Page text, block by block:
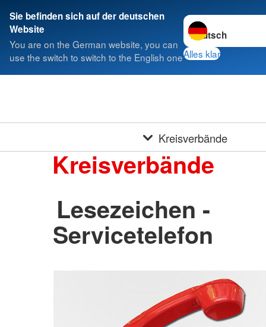
Sie befinden sich auf der deutschen
Website
You are on the German website, you can
use the switch to switch to the English one
Sprache wechseln
Alles klar
Kreisverbände
Kreisverbände
Lesezeichen -
Servicetelefon